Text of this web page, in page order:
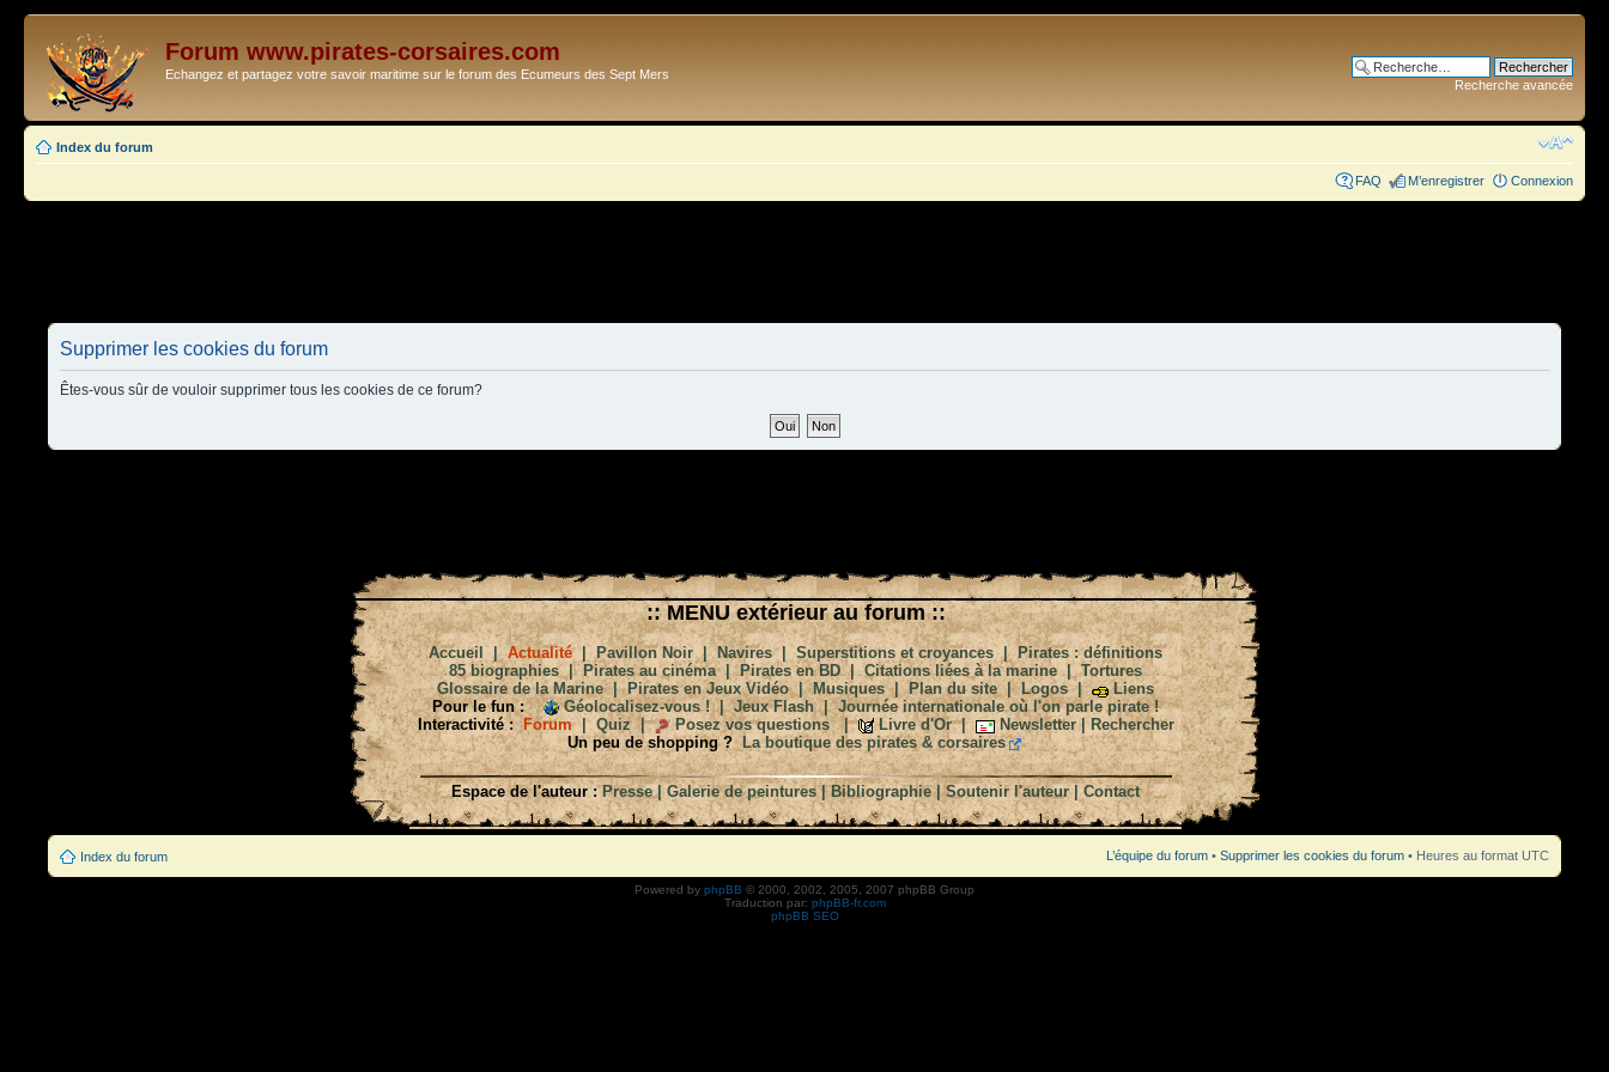
Forum www.pirates-corsaires.com
Echangez et partagez votre savoir maritime sur le forum des Ecumeurs des Sept Mers
Recherche avancée
Index du forum
FAQ M’enregistrer Connexion
Supprimer les cookies du forum
Êtes-vous sûr de vouloir supprimer tous les cookies de ce forum?
:: MENU extérieur au forum ::
Accueil |Actualité|Pavillon Noir|Navires|Superstitions et croyances|Pirates : définitions
85 biographies| Pirates au cinéma|Pirates en BD|Citations liées à la marine|Tortures
Glossaire de la Marine|Pirates en Jeux Vidéo|Musiques|Plan du site|Logos|
Liens
Pour le fun :
Géolocalisez-vous !|Jeux Flash|Journée internationale où l'on parle pirate !
Interactivité : Forum| Quiz| Posez vos questions| Livre d'Or| Newsletter| Rechercher
Un peu de shopping ?
La boutique des pirates & corsaires
Espace de l'auteur : Presse|Galerie de peintures|Bibliographie|Soutenir l'auteur|Contact
Index du forum L’équipe du forum • Supprimer les cookies du forum • Heures au format UTC
Powered by phpBB © 2000, 2002, 2005, 2007 phpBB Group
Traduction par: phpBB-fr.com
phpBB SEO